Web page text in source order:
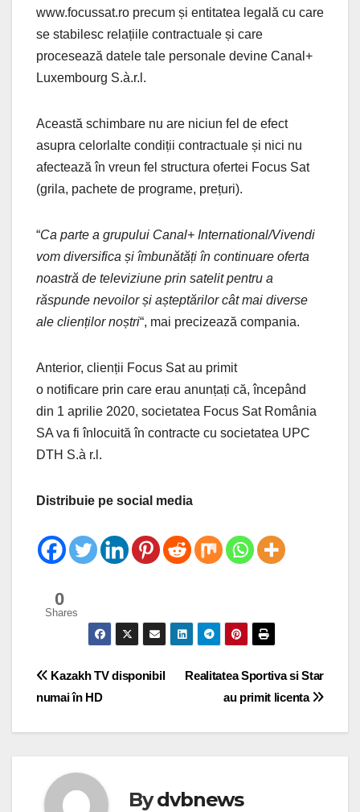
www.focussat.ro precum și entitatea legală cu care
se stabilesc relațiile contractuale și care
procesează datele tale personale devine Canal+
Luxembourg S.à.r.l.
Această schimbare nu are niciun fel de efect
asupra celorlalte condiții contractuale și nici nu
afectează în vreun fel structura ofertei Focus Sat
(grila, pachete de programe, prețuri).
“Ca parte a grupului Canal+ International/Vivendi
vom diversifica și îmbunătăți în continuare oferta
noastră de televiziune prin satelit pentru a
răspunde nevoilor și așteptărilor cât mai diverse
ale clienților noștri“, mai precizează compania.
Anterior, clienții Focus Sat au primit
o notificare prin care erau anunțați că, începând
din 1 aprilie 2020, societatea Focus Sat România
SA va fi înlocuită în contracte cu societatea UPC
DTH S.à r.l.
Distribuie pe social media
0
Shares
Post
Realitatea Sportiva si Star
au primit licenta
Kazakh TV disponibil
numai în HD
Bydvbnews